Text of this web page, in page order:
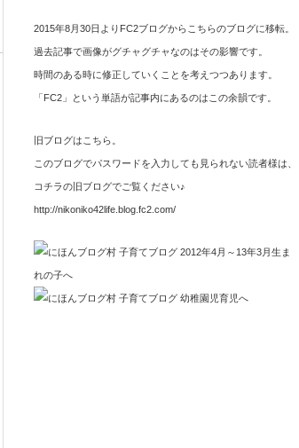
2015年8月30日よりFC2ブログからこちらのブログに移転。
過去記事で画像がグチャグチャなのはその影響です。
時間のある時に修正していくことを考えつつあります。
「FC2」という単語が記事内にあるのはこの余韻です。
旧ブログはこちら。
このブログでパスワードを入力しても見られない読者様は、
コチラの旧ブログでご覧ください♪
http://nikoniko42life.blog.fc2.com/